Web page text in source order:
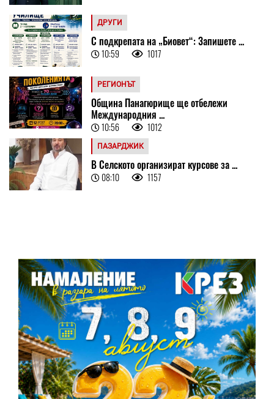
ДРУГИ
С подкрепата на „Биовет“: Запишете ...
10:59 1017
РЕГИОНЪТ
Община Панагюрище ще отбележи
Международния ...
10:56 1012
ПАЗАРДЖИК
В Селското организират курсове за ...
08:10 1157